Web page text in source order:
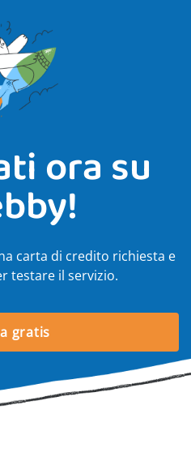
ora su
carta di credito richiesta e
testare il servizio.
gratis